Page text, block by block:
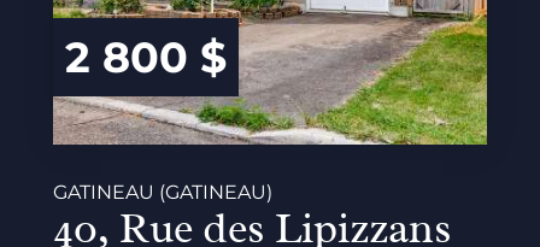
2 800 $
GATINEAU (GATINEAU)
40, Rue des Lipizzans